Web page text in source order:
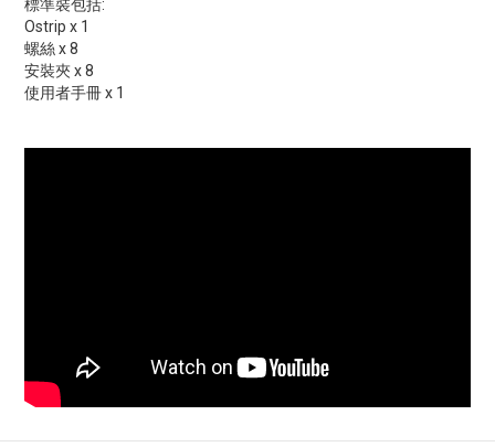
標準裝包括:
Ostrip x 1
螺絲 x 8
安裝夾 x 8
使用者手冊 x 1